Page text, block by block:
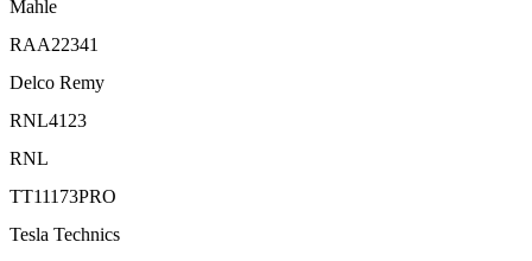
Mahle
RAA22341
Delco Remy
RNL4123
RNL
TT11173PRO
Tesla Technics